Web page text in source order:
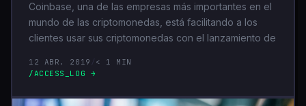
Coinbase, una de las empresas más importantes en el
mundo de las criptomonedas, está facilitando a los
clientes usar sus criptomonedas con el lanzamiento de
12 ABR. 2019
< 1 MIN
/ACCESS_LOG →